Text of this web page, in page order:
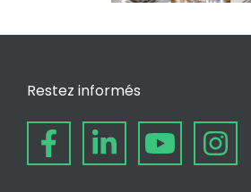
Restez informés